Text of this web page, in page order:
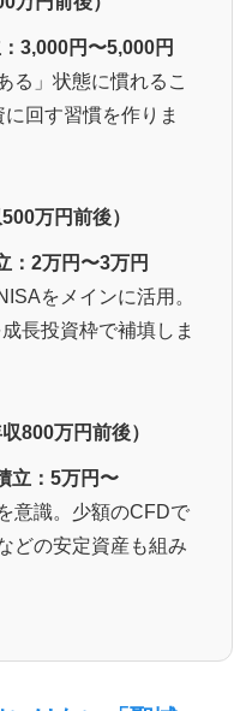
3,000円〜5,000円
る」状態に慣れるこ
回す習慣を作りま
万円前後）
：2万円〜3万円
をメインに活用。
長投資枠で補填しま
800万円前後）
立：5万円〜
意識。少額のCFDで
どの安定資産も組み